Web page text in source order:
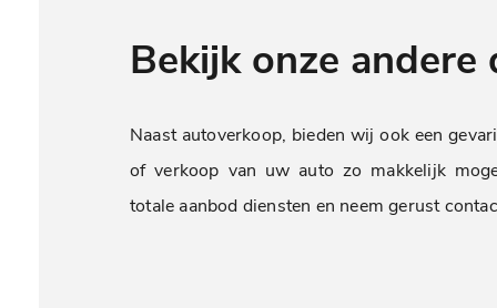
Bekijk onze andere
Naast autoverkoop, bieden wij ook een
of verkoop van uw auto zo makkelijk
totale aanbod diensten en neem gerust